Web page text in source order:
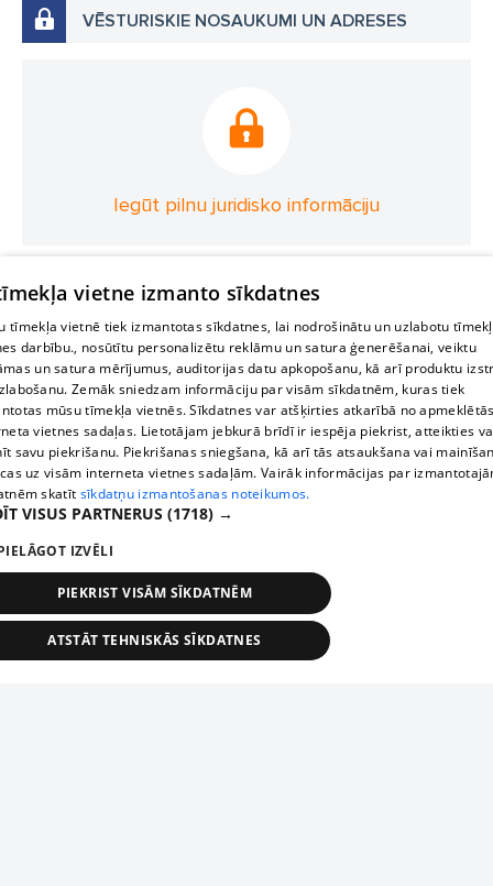
VĒSTURISKIE NOSAUKUMI UN ADRESES
Iegūt pilnu juridisko informāciju
vietne izmanto sīkdatnes
tīmekļa vietnē tiek izmantotas sīkdatnes, lai nodrošinātu un uzlabotu
darbību., nosūtītu personalizētu reklāmu un satura ģenerēšanai, veiktu
un satura mērījumus, auditorijas datu apkopošanu, kā arī produktu
Zemāk sniedzam informāciju par visām sīkdatnēm, kuras tiek
mūsu tīmekļa vietnēs. Sīkdatnes var atšķirties atkarībā no
vietnes sadaļas. Lietotājam jebkurā brīdī ir iespēja piekrist, atteikties
savu piekrišanu. Piekrišanas sniegšana, kā arī tās atsaukšana vai
uz visām interneta vietnes sadaļām. Vairāk informācijas par
skatīt sīkdatņu izmantošanas noteikumos.
VISUS PARTNERUS (1718) →
IZVĒLI
PIEKRIST VISĀM SĪKDATNĒM
ATSTĀT TEHNISKĀS SĪKDATNES